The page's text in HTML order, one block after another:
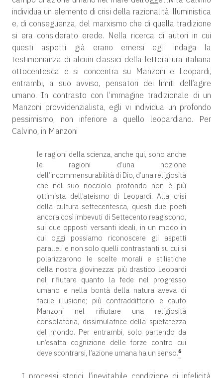
individua un elemento di crisi della razionalità illuministica
e, di conseguenza, del marxismo che di quella tradizione
si era considerato erede. Nella ricerca di autori in cui
questi aspetti già erano emersi egli indaga la
testimonianza di alcuni classici della letteratura italiana
ottocentesca e si concentra su Manzoni e Leopardi,
entrambi, a suo avviso, pensatori dei limiti dell’agire
umano. In contrasto con l’immagine tradizionale di un
Manzoni provvidenzialista, egli vi individua un profondo
pessimismo, non inferiore a quello leopardiano. Per
Calvino, in Manzoni
le ragioni della scienza, anche qui, sono anche
le ragioni d’una nozione
dell’incommensurabilità di Dio, d’una religiosità
che nel suo nocciolo profondo non è più
ottimista dell’ateismo di Leopardi. Alla crisi
della cultura settecentesca, questi due poeti
ancora così imbevuti di Settecento reagiscono,
sui due opposti versanti ideali, in un modo in
cui oggi possiamo riconoscere gli aspetti
paralleli e non solo quelli contrastanti su cui si
polarizzarono le scelte morali e stilistiche
della nostra giovinezza: più drastico Leopardi
nel rifiutare quanto la fede nel progresso
umano e nella bontà della natura aveva di
facile illusione; più contraddittorio e cauto
Manzoni nel rifiutare una religiosità
consolatoria, dissimulatrice della spietatezza
del mondo. Per entrambi, solo partendo da
un’esatta cognizione delle forze contro cui
deve scontrarsi, l’azione umana ha un senso.6
I processi storici, l’inevitabile condizione di infelicità